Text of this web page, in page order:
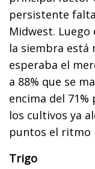
persistente
Midwest. Luego
la siembra está
esperaba el
a 88% que se
encima del 71%
los cultivos ya
puntos el ritmo
Trigo